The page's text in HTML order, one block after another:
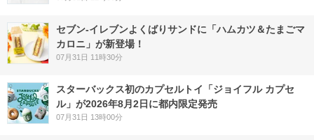
セブン‐イレブンよくばりサンドに「ハムカツ＆たまごマ
カロニ」が新登場！
07月31日 11時30分
スターバックス初のカプセルトイ「ジョイフル カプセ
ル」が2026年8月2日に都内限定発売
07月31日 13時00分